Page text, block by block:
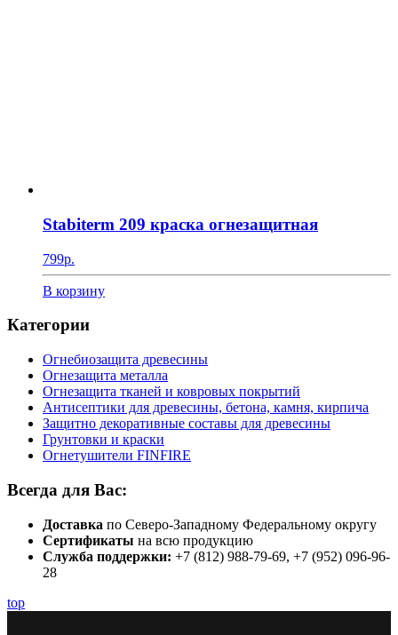
Stabiterm 209 краска огнезащитная
799р.
В корзину
Категории
Огнебиозащита древесины
Огнезащита металла
Огнезащита тканей и ковровых покрытий
Антисептики для древесины, бетона, камня, кирпича
Защитно декоративные составы для древесины
Грунтовки и краски
Огнетушители FINFIRE
Всегда для Вас:
Доставка по Северо-Западному Федеральному округу
Сертификаты на всю продукцию
Служба поддержки: +7 (812) 988-79-69, +7 (952) 096-96-
28
top